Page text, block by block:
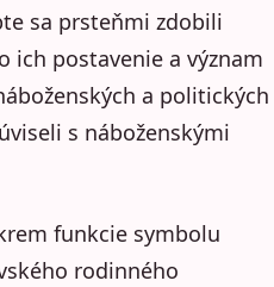
sa prsteňmi zdobili
ich postavenie a význam
a politických
s náboženskými
funkcie symbolu
rodinného